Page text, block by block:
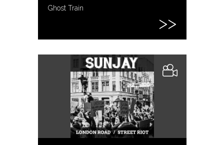
Ghost Train